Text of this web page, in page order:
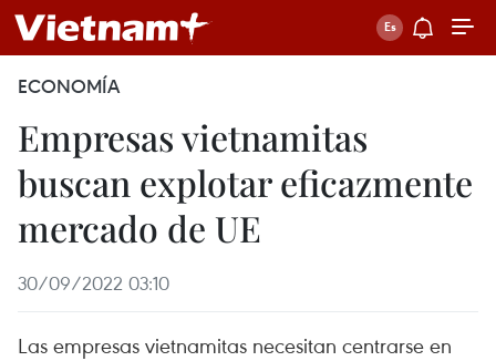
ECONOMÍA
Empresas vietnamitas
buscan explotar eficazmente
mercado de UE
30/09/2022 03:10
Las empresas vietnamitas necesitan centrarse en